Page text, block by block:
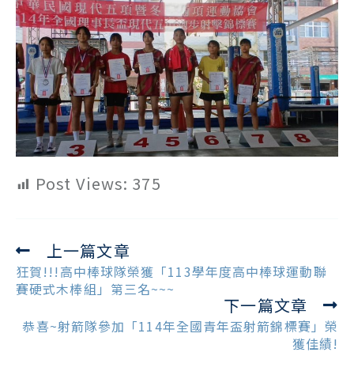
Post Views: 375
Read
more
articles
上一篇文章
狂賀!!!高中棒球隊榮獲「113學年度高中棒球運動聯
賽硬式木棒組」第三名~~~
下一篇文章
恭喜~射箭隊參加「114年全國青年盃射箭錦標賽」榮
獲佳績!